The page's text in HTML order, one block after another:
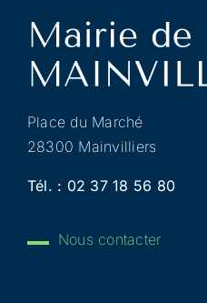
Place du Marché
28300 Mainvilliers
Tél. : 02 37 18 56 80
Nous contacter